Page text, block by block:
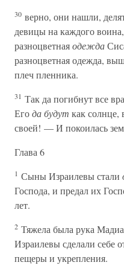
30 верно, они нашли,
девицы на каждого
разноцветнаяодежда
разноцветная одежда,
плеч пленника.
31 Так да погибнут все
Егода будут как солнце,
своей! — И покоилась
Глава 6
1 Сыны Израилевы стали
Господа, и предал их
лет.
2 Тяжела была рука
Израилевы сделали себе
пещеры и укрепления.